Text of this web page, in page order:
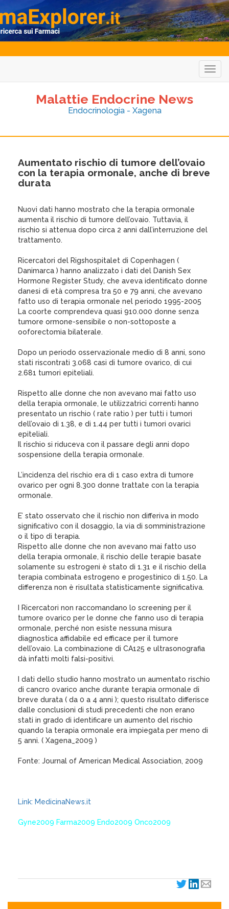
Malattie Endocrine News
Endocrinologia - Xagena
Aumentato rischio di tumore dell’ovaio
con la terapia ormonale, anche di breve
durata
Nuovi dati hanno mostrato che la terapia ormonale
aumenta il rischio di tumore dell’ovaio. Tuttavia, il
rischio si attenua dopo circa 2 anni dall’interruzione del
trattamento.
Ricercatori del Rigshospitalet di Copenhagen (
Danimarca ) hanno analizzato i dati del Danish Sex
Hormone Register Study, che aveva identificato donne
danesi di età compresa tra 50 e 79 anni, che avevano
fatto uso di terapia ormonale nel periodo 1995-2005
La coorte comprendeva quasi 910.000 donne senza
tumore ormone-sensibile o non-sottoposte a
ooforectomia bilaterale.
Dopo un periodo osservazionale medio di 8 anni, sono
stati riscontrati 3.068 casi di tumore ovarico, di cui
2.681 tumori epiteliali.
Rispetto alle donne che non avevano mai fatto uso
della terapia ormonale, le utilizzatrici correnti hanno
presentato un rischio ( rate ratio ) per tutti i tumori
dell’ovaio di 1.38, e di 1.44 per tutti i tumori ovarici
epiteliali.
Il rischio si riduceva con il passare degli anni dopo
sospensione della terapia ormonale.
L’incidenza del rischio era di 1 caso extra di tumore
ovarico per ogni 8.300 donne trattate con la terapia
ormonale.
E’ stato osservato che il rischio non differiva in modo
significativo con il dosaggio, la via di somministrazione
o il tipo di terapia.
Rispetto alle donne che non avevano mai fatto uso
della terapia ormonale, il rischio delle terapie basate
solamente su estrogeni è stato di 1.31 e il rischio della
terapia combinata estrogeno e progestinico di 1.50. La
differenza non è risultata statisticamente significativa.
I Ricercatori non raccomandano lo screening per il
tumore ovarico per le donne che fanno uso di terapia
ormonale, perché non esiste nessuna misura
diagnostica affidabile ed efficace per il tumore
dell’ovaio. La combinazione di CA125 e ultrasonografia
dà infatti molti falsi-positivi.
I dati dello studio hanno mostrato un aumentato rischio
di cancro ovarico anche durante terapia ormonale di
breve durata ( da 0 a 4 anni ); questo risultato differisce
dalle conclusioni di studi precedenti che non erano
stati in grado di identificare un aumento del rischio
quando la terapia ormonale era impiegata per meno di
5 anni. ( Xagena_2009 )
Fonte: Journal of American Medical Association, 2009
Link: MedicinaNews.it
Gyne2009 Farma2009 Endo2009 Onco2009